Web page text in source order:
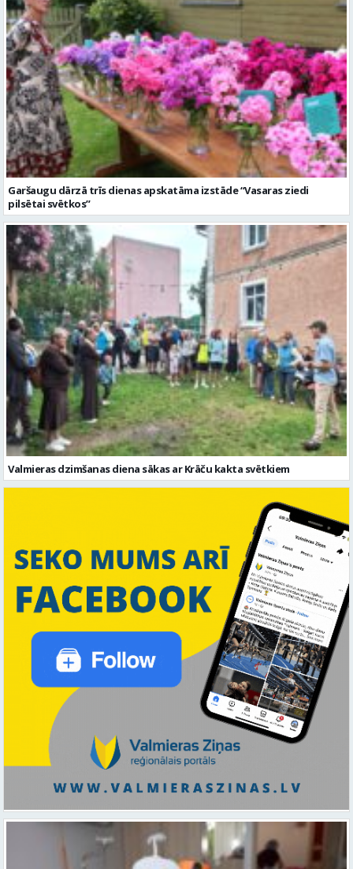
Garšaugu dārzā trīs dienas apskatāma izstāde “Vasaras ziedi
pilsētai svētkos”
Valmieras dzimšanas diena sākas ar Krāču kakta svētkiem